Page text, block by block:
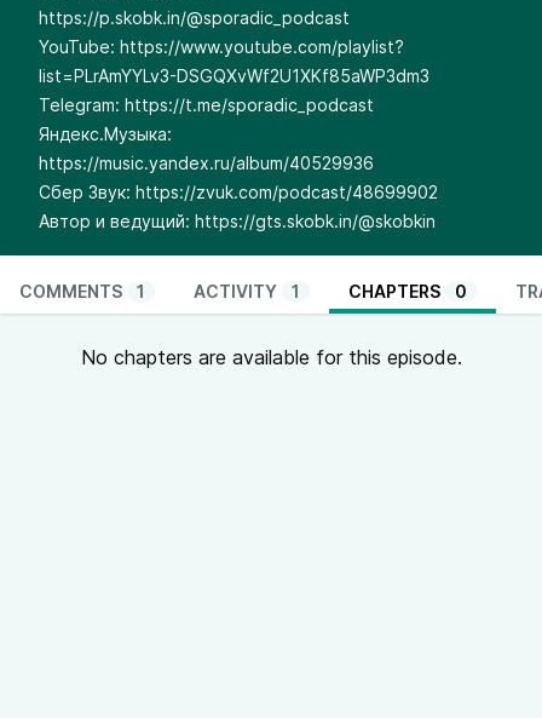
https://p.skobk.in/@sporadic_podcast
YouTube: https://www.youtube.com/playlist?
list=PLrAmYYLv3-DSGQXvWf2U1XKf85aWP3dm3
Telegram: https://t.me/sporadic_podcast
Яндекс.Музыка:
https://music.yandex.ru/album/40529936
Сбер Звук: https://zvuk.com/podcast/48699902
Автор и ведущий: https://gts.skobk.in/@skobkin
COMMENTS 1 ACTIVITY 1 CHAPTERS 0
No chapters are available for this episode.